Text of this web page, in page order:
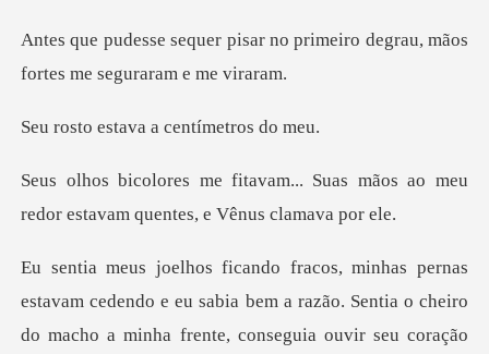
r no primeiro degrau, mãos
for
tava a centím
.. Suas mãos ao meu
redor estavam
do e eu sabia bem a razão. Sentia o cheiro
do macho a minha frente,